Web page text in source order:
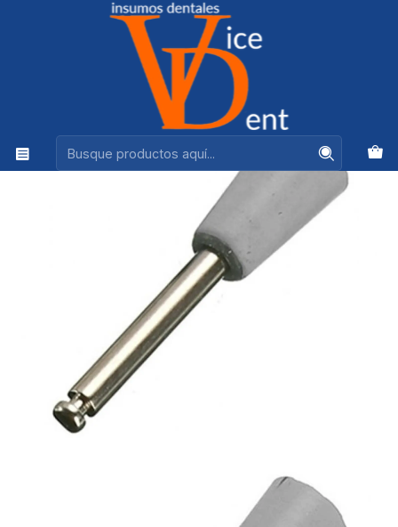
Ventas +56944575313
Puntas Pulido Resina Identoflex Pulido Copa 1 unid